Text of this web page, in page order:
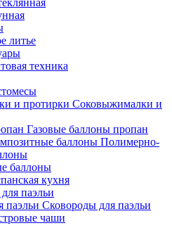
литье
техника
Соковыжималки и
Газовые баллоны пропан
Полимерно-
баллоны
кухня
паэльи
Сковороды для паэльи
чаши